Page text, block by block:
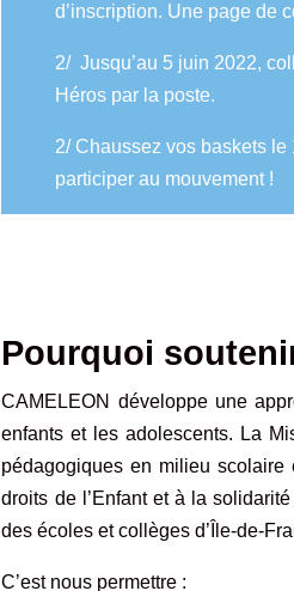
d’inscription. Une page de
2/ Jusqu’au 5 juin 2022,
Héros par la poste.
2/ Chaussez vos baskets
participer au mouvement !
Pourquoi
CAMELEON développe une
enfants et les adolescents. La
pédagogiques en milieu
droits de l’Enfant et à la
des écoles et collèges d’Île-de-
C’est nous permettre :